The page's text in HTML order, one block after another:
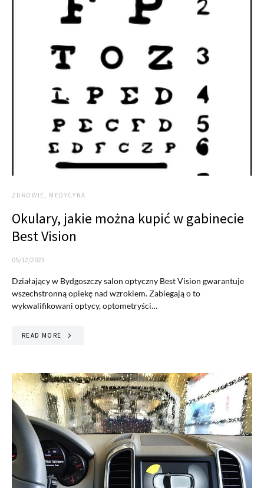
ZDROWIE, MEDYCYNA
Okulary, jakie można kupić w gabinecie
Best Vision
05/12/2023
Działający w Bydgoszczy salon optyczny Best Vision gwarantuje
wszechstronną opiekę nad wzrokiem. Zabiegają o to
wykwalifikowani optycy, optometryści…
READ MORE